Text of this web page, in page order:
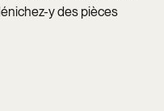
y des pièces